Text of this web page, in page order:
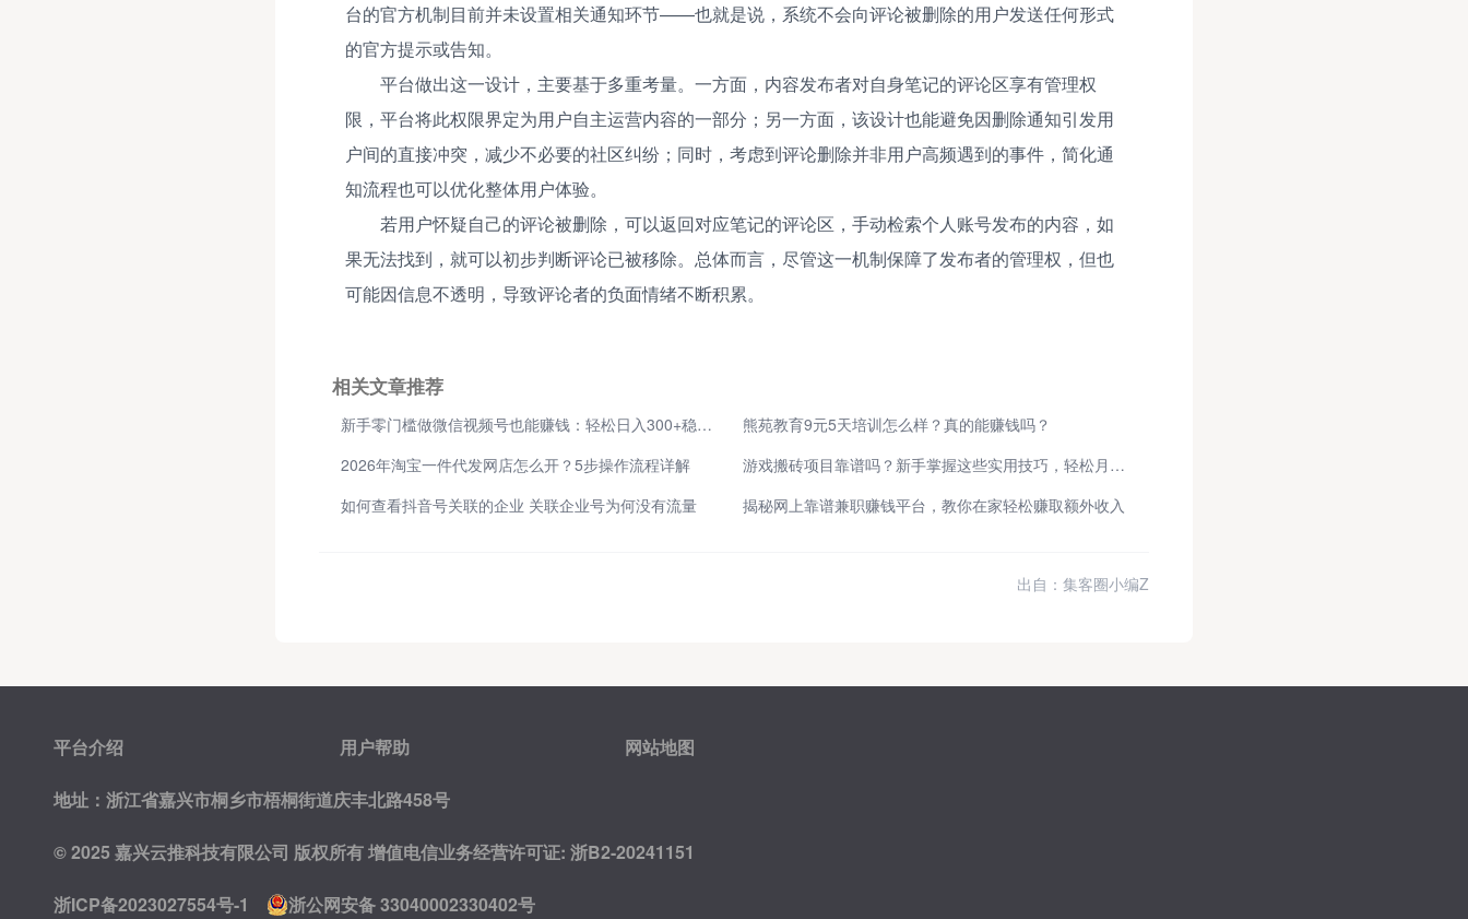
台的官方机制目前并未设置相关通知环节——也就是说，系统不会向评论被删除的用户发送任何形式
的官方提示或告知。
平台做出这一设计，主要基于多重考量。一方面，内容发布者对自身笔记的评论区享有管理权
限，平台将此权限界定为用户自主运营内容的一部分；另一方面，该设计也能避免因删除通知引发用
户间的直接冲突，减少不必要的社区纠纷；同时，考虑到评论删除并非用户高频遇到的事件，简化通
知流程也可以优化整体用户体验。
若用户怀疑自己的评论被删除，可以返回对应笔记的评论区，手动检索个人账号发布的内容，如
果无法找到，就可以初步判断评论已被移除。总体而言，尽管这一机制保障了发布者的管理权，但也
可能因信息不透明，导致评论者的负面情绪不断积累。
相关文章推荐
新手零门槛做微信视频号也能赚钱：轻松日入300+稳定变现
熊苑教育9元5天培训怎么样？真的能赚钱吗？
2026年淘宝一件代发网店怎么开？5步操作流程详解
游戏搬砖项目靠谱吗？新手掌握这些实用技巧，轻松月入3000+
如何查看抖音号关联的企业 关联企业号为何没有流量
揭秘网上靠谱兼职赚钱平台，教你在家轻松赚取额外收入
出自：集客圈小编Z
平台介绍 用户帮助 网站地图
地址：浙江省嘉兴市桐乡市梧桐街道庆丰北路458号
© 2025 嘉兴云推科技有限公司 版权所有增值电信业务经营许可证: 浙B2-20241151
浙ICP备2023027554号-1 浙公网安备 33040002330402号